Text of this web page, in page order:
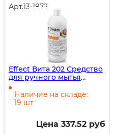
Арт.13-1872
Effect Вита 202 Средство
для ручного мытья
посуды, 1 литр
Наличие на складе:
19 шт
Цена 337.52 руб